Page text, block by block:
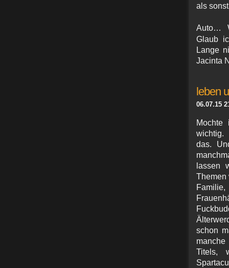
als
Auto…
Glaub
Lange
Jacinta
leben
06.07.15
Mochte
wichtig.
das.
lassen
Themen
schon
Titels,